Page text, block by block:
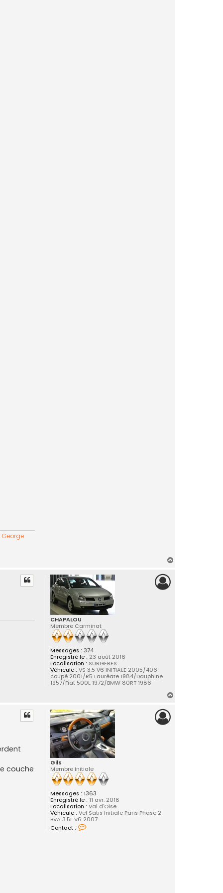
CHAPALOU
Membre Carminat
Messages : 374
Enregistré le : 23 août 2016
Localisation : SURGERES
Véhicule : VS 3.5 V6 INITIALE 2005/406
coupé 2001/R5 Lauréate 1984/Dauphine
1957/Fiat 500L 1972/BMW 80RT 1986
Gils
Membre Initiale
Messages : 1363
Enregistré le : 11 avr. 2018
Localisation : Val d'Oise
Véhicule : Vel Satis Initiale Paris Phase 2
BVA 3.5L V6 2007
Contact :
couche